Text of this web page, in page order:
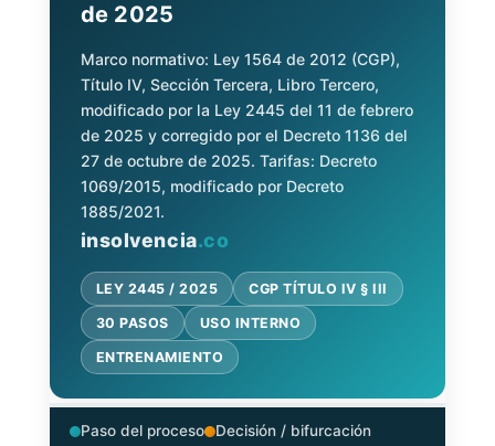
de 2025
Marco normativo: Ley 1564 de 2012 (CGP),
Título IV, Sección Tercera, Libro Tercero,
modificado por la Ley 2445 del 11 de febrero
de 2025 y corregido por el Decreto 1136 del
27 de octubre de 2025. Tarifas: Decreto
1069/2015, modificado por Decreto
1885/2021.
insolvencia.co
LEY 2445 / 2025 CGP TÍTULO IV § III
30 PASOS USO INTERNO
ENTRENAMIENTO
Paso del proceso
Decisión / bifurcación